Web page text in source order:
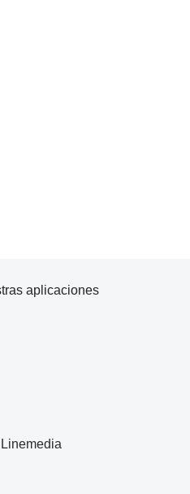
aplicaciones